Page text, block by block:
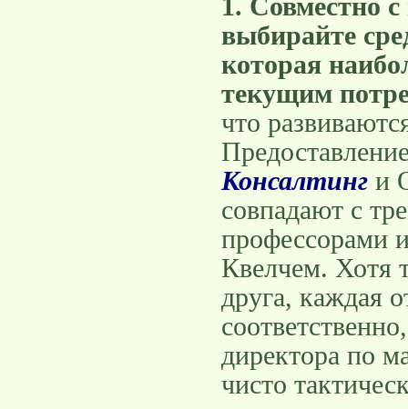
1. Совместно
выбирайте
которая
текущим
что
Консалтинг и
совпадают с
профессорами
Квелчем. Хотя
друга, каждая
директора по
чисто